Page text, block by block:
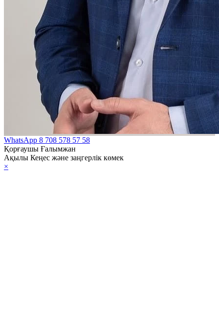
WhatsApp 8 708 578 57 58
Қорғаушы Ғалымжан
Ақылы Кеңес және заңгерлік көмек
×